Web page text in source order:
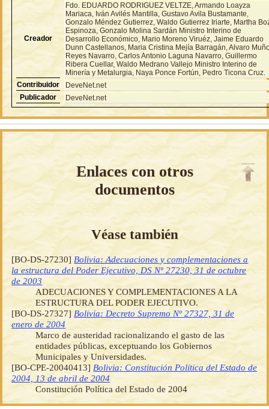
Creador
Fdo. EDUARDO RODRIGUEZ VELTZE, Armando Loayza
Mariaca, Iván Avilés Mantilla, Gustavo Avila Bustamante,
Gonzalo Méndez Gutierrez, Waldo Gutierrez Iriarte, Martha
Espinoza, Gonzalo Molina Sardán Ministro Interino de
Desarrollo Económico, Mario Moreno Viruéz, Jaime Eduardo
Dunn Castellanos, Maria Cristina Mejía Barragán, Alvaro
Reyes Navarro, Carlos Antonio Laguna Navarro, Guillermo
Ribera Cuellar, Waldo Medrano Vallejo Ministro Interino de
Minería y Metalurgia, Naya Ponce Fortún, Pedro Ticona Cruz.
Contribuidor
DeveNet.net
Publicador
DeveNet.net
Enlaces con otros
documentos
Véase también
[BO-DS-27230] Bolivia: Adecuaciones y complementaciones a
la estructura del Poder Ejecutivo, DS Nº 27230, 31 de octubre
de 2003
ADECUACIONES Y COMPLEMENTACIONES A LA
ESTRUCTURA DEL PODER EJECUTIVO.
[BO-DS-27327] Bolivia: Decreto Supremo Nº 27327, 31 de
enero de 2004
Marco de austeridad racionalizando el gasto de las
entidades públicas, exceptuando los Gobiernos
Municipales y Universidades.
[BO-CPE-20040413] Bolivia: Constitución Política del Estado de
2004, 13 de abril de 2004
Constitución Política del Estado de 2004